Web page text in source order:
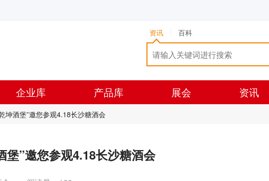
资讯 百科
企业库 产品库 展会 资讯
坤酒堡”邀您参观4.18长沙糖酒会
堡”邀您参观4.18长沙糖酒会